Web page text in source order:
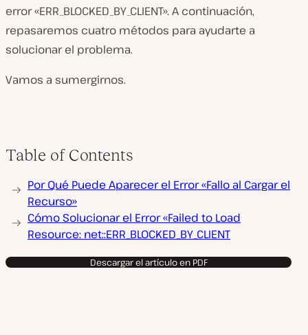
error «ERR_BLOCKED_BY_CLIENT». A continuación,
repasaremos cuatro métodos para ayudarte a
solucionar el problema.
Vamos a sumergirnos.
Table of Contents
Por Qué Puede Aparecer el Error «Fallo al Cargar el
Recurso»
Cómo Solucionar el Error «Failed to Load
Resource: net::ERR_BLOCKED_BY_CLIENT
Descargar el artículo en PDF